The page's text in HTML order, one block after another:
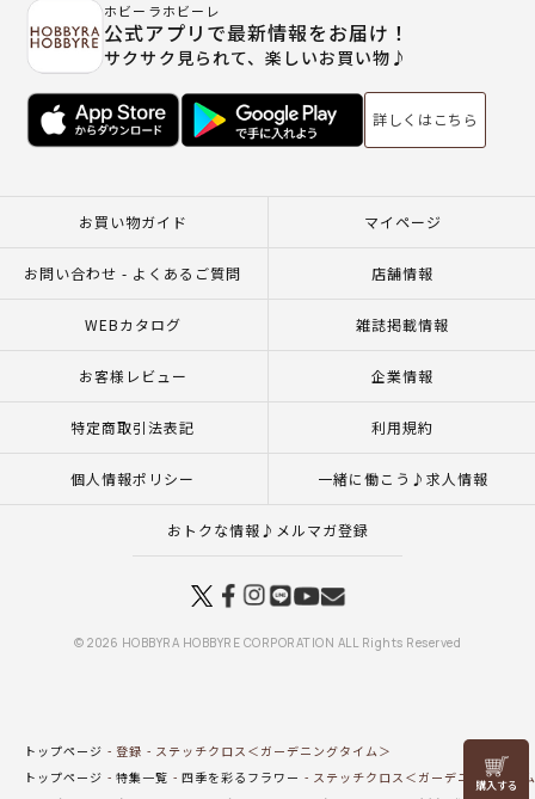
リリヤン
フェア
ホビーラホビーレ
公式アプリで最新情報をお届け！
サクサク見られて、楽しいお買い物♪
詳しくはこちら
お買い物ガイド マイページ
お問い合わせ - よくあるご質問 店舗情報
WEBカタログ 雑誌掲載情報
お客様レビュー 企業情報
特定商取引法表記 利用規約
個人情報ポリシー 一緒に働こう♪求人情報
おトクな情報♪メルマガ登録
© 2026 HOBBYRA HOBBYRE CORPORATION ALL Rights Reserved
トップページ 登録
ステッチクロス＜ガーデニングタイム＞
トップページ
特集一覧 四季を彩るフラワー
ステッチクロス＜ガーデニングタイ